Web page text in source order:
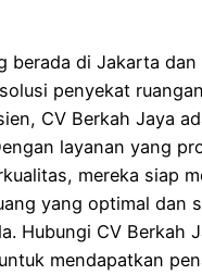
berada di Jakarta dan
penyekat
CV Berkah Jaya
layanan yang
mereka siap
yang optimal dan
Hubungi CV Berkah
mendapatkan